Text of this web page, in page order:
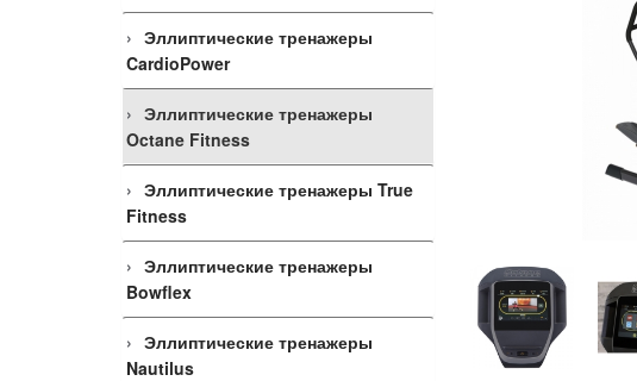
Эллиптические тренажеры
CardioPower
Эллиптические тренажеры
Octane Fitness
Эллиптические тренажеры True
Fitness
Эллиптические тренажеры
Bowflex
Эллиптические тренажеры
Nautilus